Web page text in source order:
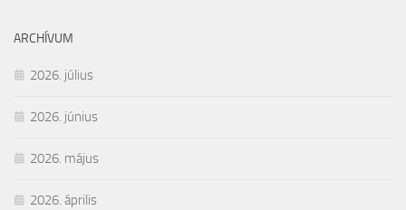
ARCHÍVUM
2026. július
2026. június
2026. május
2026. április